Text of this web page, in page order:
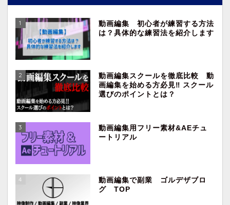
1
動画編集 初心者が練習する方法
は？具体的な練習法を紹介します
2
動画編集スクールを徹底比較 動
画編集を始める方必見‼︎ スクール
選びのポイントとは？
3
動画編集用フリー素材&AEチュ
ートリアル
4
動画編集で副業 ゴルデザブロ
グ TOP